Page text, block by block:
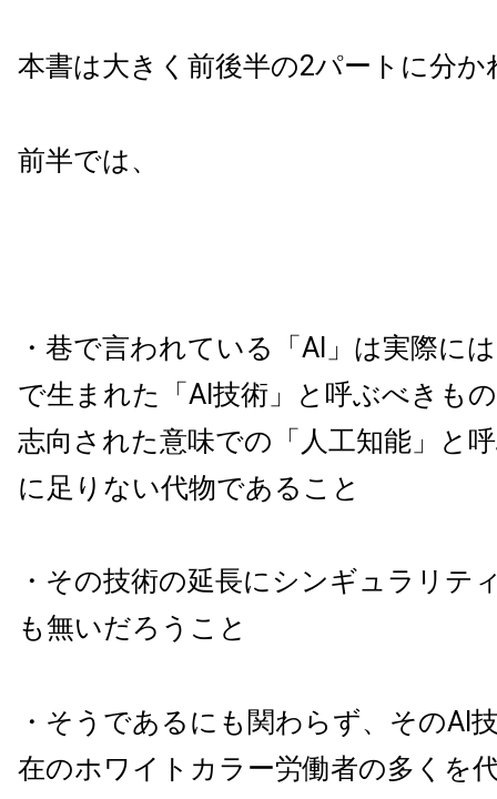
本書は大きく前後半の2パートに分か
前半では、
・巷で言われている「AI」は実際に
で生まれた「AI技術」と呼ぶべきも
志向された意味での「人工知能」と
に足りない代物であること
・その技術の延長にシンギュラリテ
も無いだろうこと
・そうであるにも関わらず、そのAI
在のホワイトカラー労働者の多くを